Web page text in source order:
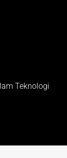
Teknologi